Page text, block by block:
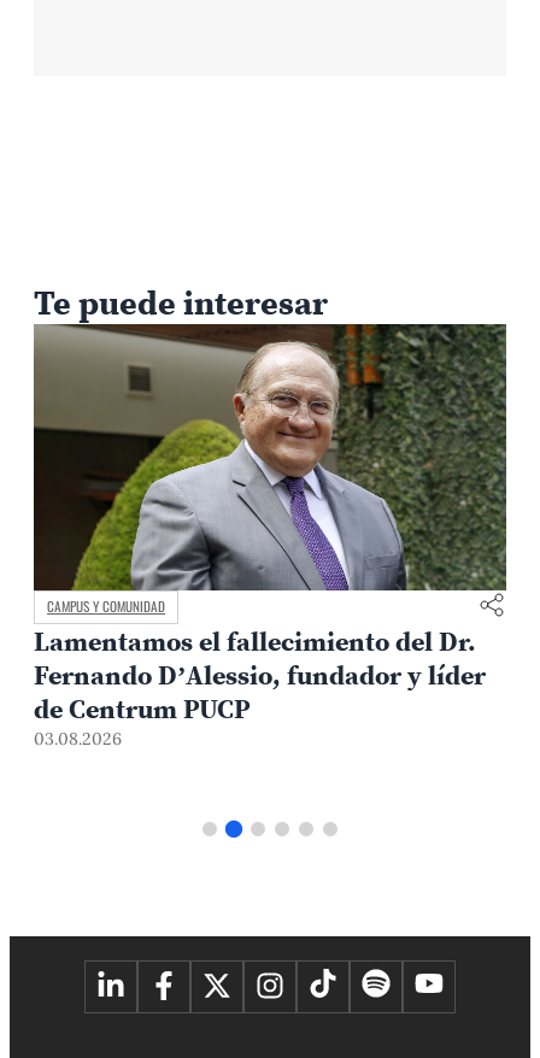
Te puede interesar
CAMPUS Y COMUNIDAD
Lamentamos el fallecimiento del Dr.
Fernando D’Alessio, fundador y líder
de Centrum PUCP
03.08.2026